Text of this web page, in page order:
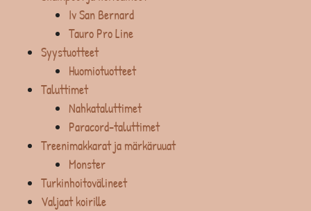
Iv San Bernard
Tauro Pro Line
Syystuotteet
Huomiotuotteet
Taluttimet
Nahkataluttimet
Paracord-taluttimet
Treenimakkarat ja märkäruuat
Monster
Turkinhoitovälineet
Valjaat koirille